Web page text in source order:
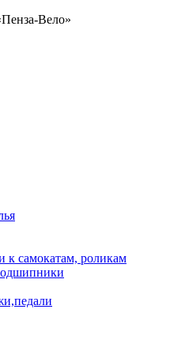
Вело»
к самокатам, роликам